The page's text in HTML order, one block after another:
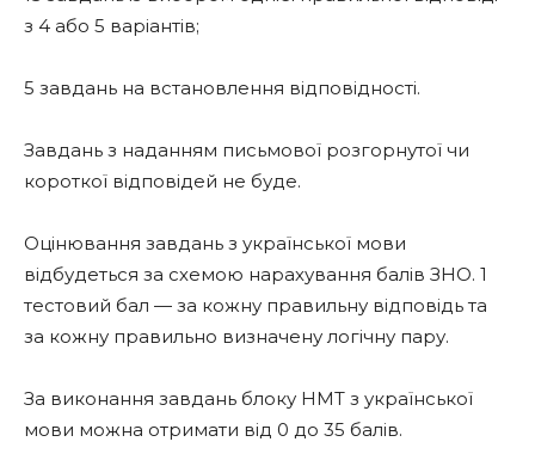
з 4 або 5 варіантів;
5 завдань на встановлення відповідності.
Завдань з наданням письмової розгорнутої чи
короткої відповідей не буде.
Оцінювання завдань з української мови
відбудеться за схемою нарахування балів ЗНО. 1
тестовий бал — за кожну правильну відповідь та
за кожну правильно визначену логічну пару.
За виконання завдань блоку НМТ з української
мови можна отримати від 0 до 35 балів.